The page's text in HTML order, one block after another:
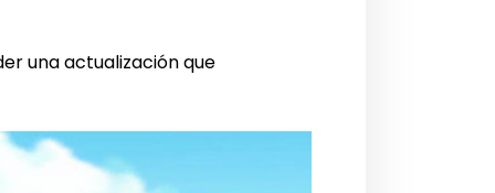
una actualización que